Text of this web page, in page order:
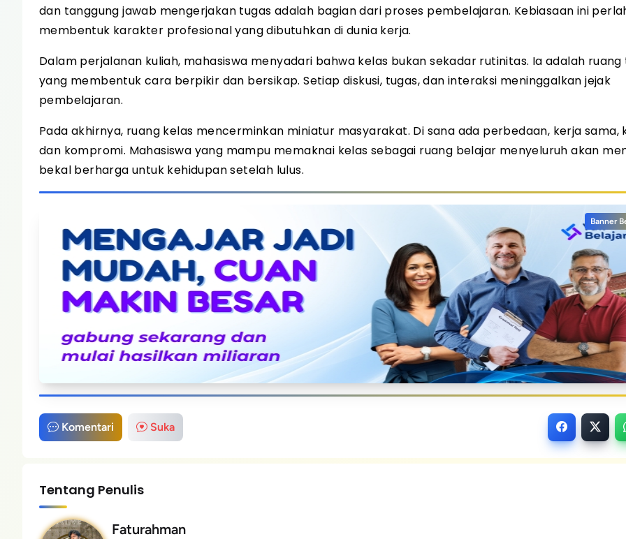
dan tanggung jawab mengerjakan tugas adalah bagian dari proses pembelajaran. Kebiasaan ini
membentuk karakter profesional yang dibutuhkan di dunia kerja.
Dalam perjalanan kuliah, mahasiswa menyadari bahwa kelas bukan sekadar rutinitas. Ia adalah
yang membentuk cara berpikir dan bersikap. Setiap diskusi, tugas, dan interaksi meninggalkan jejak
pembelajaran.
Pada akhirnya, ruang kelas mencerminkan miniatur masyarakat. Di sana ada perbedaan, kerja sama,
dan kompromi. Mahasiswa yang mampu memaknai kelas sebagai ruang belajar menyeluruh akan
bekal berharga untuk kehidupan setelah lulus.
Banner
Komentari Suka
Tentang Penulis
Faturahman